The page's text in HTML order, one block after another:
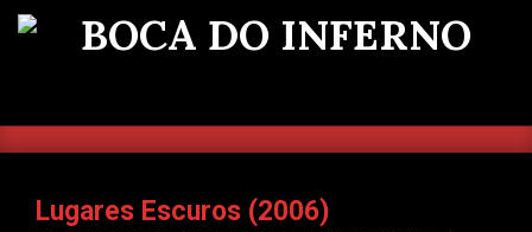
Skip
DO
INFERNO
MenuLugares Escuros (2006)